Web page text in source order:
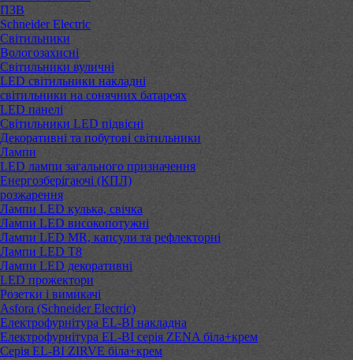
ПЗВ
Schneider Electric
Світильники
Вологозахисні
Світильники вуличні
LED світильники накладні
світильники на сонячних батареях
LED панелі
Світильники LED підвісні
Декоративні та побутові світильники
Лампи
LED лампи загального призначення
Енергозберігаючі (КПЛ)
розжарення
Лампи LED кулька, свічка
Лампи LED високопотужні
Лампи LED MR, капсули та рефлекторні
Лампи LED Т8
Лампи LED декоративні
LED прожектори
Розетки і вимикачі
Asfora (Schneider Electric)
Електрофурнітура EL-BI накладна
Електрофурнітура EL-BI серія ZENA біла+крем
Серія EL-BI ZIRVE біла+крем